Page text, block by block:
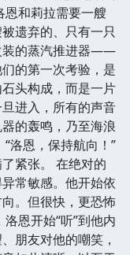
和莉拉需要一艘
遗弃的、只有一只
装的蒸汽推进器——
的第一次考验，是
头构成，而是一片
进入，所有的声音
的轰鸣，乃至海浪
洛恩，保持航向！”
紧张。 在绝对的
常敏感。他开始依
。但很快，更恐怖
恩开始“听”到他内
朋友对他的嘲笑，